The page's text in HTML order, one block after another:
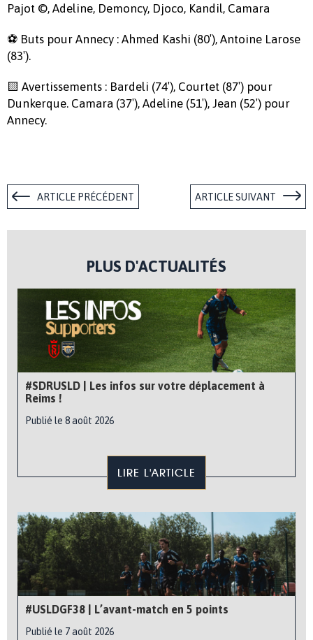
Pajot ©, Adeline, Demoncy, Djoco, Kandil, Camara
⚽ Buts pour Annecy : Ahmed Kashi (80′), Antoine Larose
(83′).
🟨 Avertissements : Bardeli (74′), Courtet (87′) pour
Dunkerque. Camara (37′), Adeline (51′), Jean (52′) pour
Annecy.
ARTICLE PRÉCÉDENT ARTICLE SUIVANT
PLUS D'ACTUALITÉS
#SDRUSLD | Les infos sur votre déplacement à
Reims !
Publié le 8 août 2026
LIRE L'ARTICLE
#USLDGF38 | L’avant-match en 5 points
Publié le 7 août 2026